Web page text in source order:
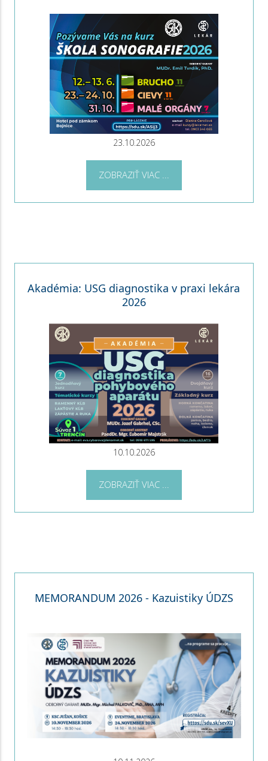
23.10.2026
ZOBRAZIŤ VIAC ...
Akadémia: USG diagnostika v praxi lekára
2026
10.10.2026
ZOBRAZIŤ VIAC ...
MEMORANDUM 2026 - Kazuistiky ÚDZS